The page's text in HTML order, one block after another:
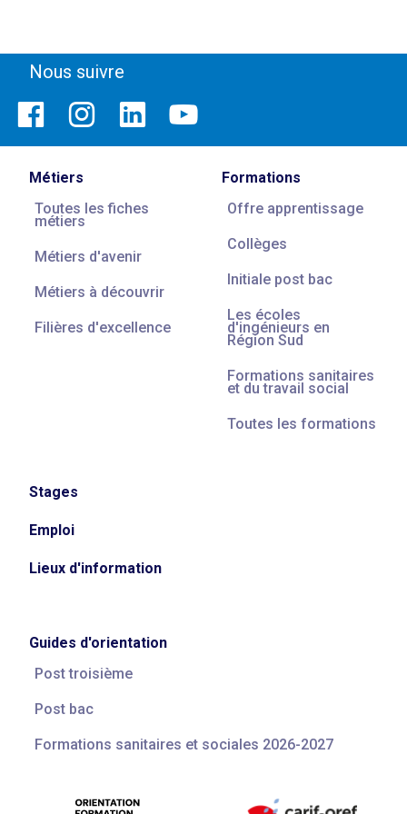
Nous suivre
Métiers
Toutes les fiches
métiers
Métiers d'avenir
Métiers à découvrir
Filières d'excellence
Formations
Offre apprentissage
Collèges
Initiale post bac
Les écoles
d'ingénieurs en
Région Sud
Formations sanitaires
et du travail social
Toutes les formations
Stages
Emploi
Lieux d'information
Guides d'orientation
Post troisième
Post bac
Formations sanitaires et sociales 2026-2027